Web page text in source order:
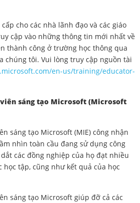
cho các nhà lãnh đạo và các giáo
cập vào những thông tin mới nhất về
thành công ở trường học thông qua
chúng tôi. Vui lòng truy cập nguồn tài
en-us/training/educator-
sáng tạo Microsoft (Microsoft
sáng tạo Microsoft (MIE) công nhận
nhìn toàn cầu đang sử dụng công
các đồng nghiệp của họ đạt nhiều
tập, cũng như kết quả của học
sáng tạo Microsoft giúp đỡ cả các